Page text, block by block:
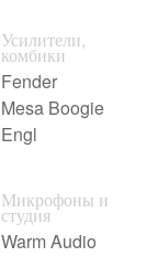
Усилители,
комбики
Fender
Mesa Boogie
Engl
Микрофоны и
студия
Warm Audio